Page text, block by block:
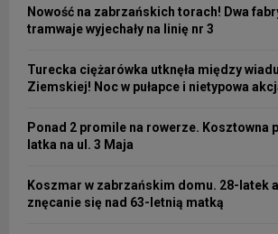
Nowość na zabrzańskich torach! Dwa
tramwaje wyjechały na linię nr 3
Turecka ciężarówka utknęła między
Ziemskiej! Noc w pułapce i nietypowa
Ponad 2 promile na rowerze. Kosztowna
latka na ul. 3 Maja
Koszmar w zabrzańskim domu. 28-latek
znęcanie się nad 63-letnią matką